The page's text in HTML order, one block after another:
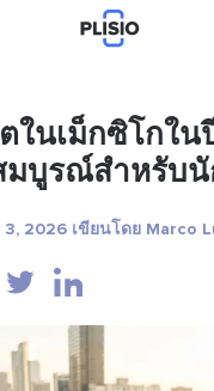
ในเม็กซิโกใน
บูรณ์สำหรับ
3, 2026 เขียนโดย Marco